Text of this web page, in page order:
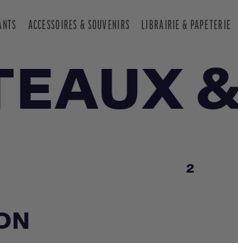
ACCESSOIRES & SOUVENIRS LIBRAIRIE & PAPETERIE
2